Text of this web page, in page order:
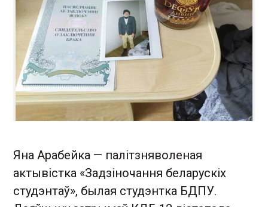
Яна Арабейка — палітзняволеная
актывістка «Задзіночання беларускіх
студэнтаў», былая студэнтка БДПУ.